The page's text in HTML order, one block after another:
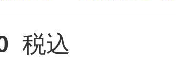
税込